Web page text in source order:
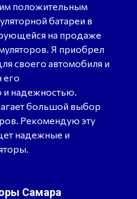
положительным
батареи в
на продаже
Я приобрел
своего автомобиля и
его
и надежностью.
большой выбор
Рекомендую эту
надежные и
Самара